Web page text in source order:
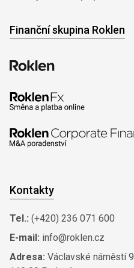
Finanční skupina Roklen
Kontakty
Tel.: (+420) 236 071 600
E-mail: info@roklen.cz
Adresa: Václavské náměstí 9